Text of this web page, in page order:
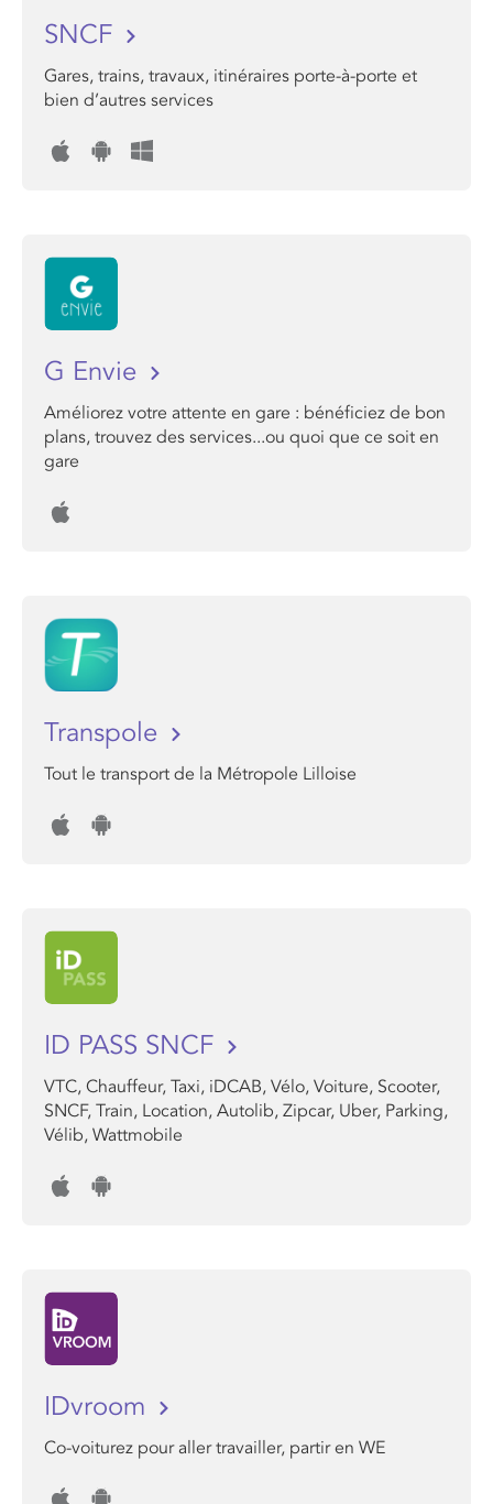
SNCF
Gares, trains, travaux, itinéraires porte-à-porte et
bien d’autres services
G Envie
Améliorez votre attente en gare : bénéficiez de bon
plans, trouvez des services...ou quoi que ce soit en
gare
Transpole
Tout le transport de la Métropole Lilloise
ID PASS SNCF
VTC, Chauffeur, Taxi, iDCAB, Vélo, Voiture, Scooter,
SNCF, Train, Location, Autolib, Zipcar, Uber, Parking,
Vélib, Wattmobile
IDvroom
Co-voiturez pour aller travailler, partir en WE